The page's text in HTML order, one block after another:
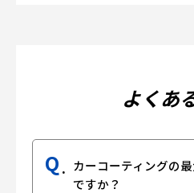
よくあ
Q
カーコーティングの
ですか？